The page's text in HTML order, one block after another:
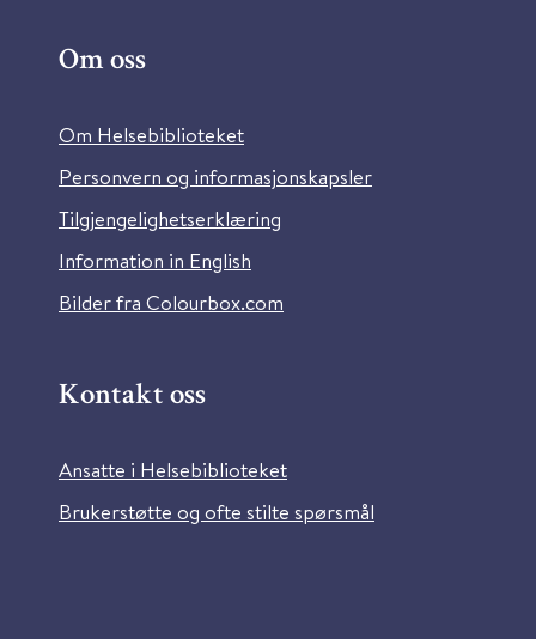
Om oss
Om Helsebiblioteket
Personvern og informasjonskapsler
Tilgjengelighetserklæring
Information in English
Bilder fra Colourbox.com
Kontakt oss
Ansatte i Helsebiblioteket
Brukerstøtte og ofte stilte spørsmål